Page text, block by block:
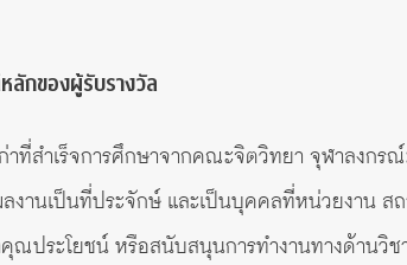
กของผู้รับรางวัล
าที่สำเร็จการศึกษาจากคณะจิตวิทยา จุฬาลงกร
งานเป็นที่ประจักษ์ และเป็นบุคคลที่หน่วยงาน ส
ณประโยชน์ หรือสนับสนุนการทำงานทางด้าน